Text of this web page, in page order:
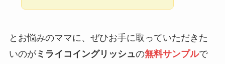
とお悩みのママに、ぜひお手に取っていただきた
いのがミライコイングリッシュの無料サンプルで